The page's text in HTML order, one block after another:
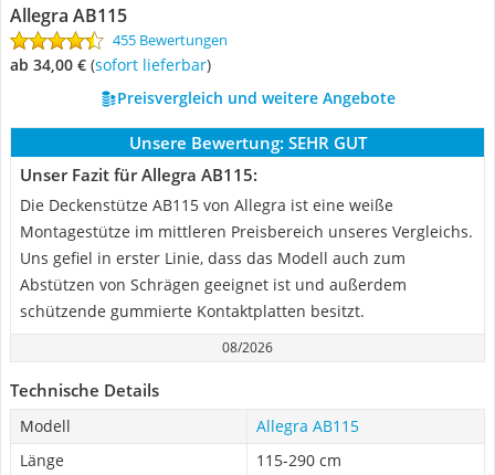
Allegra AB115
455 Bewertungen
ab 34,00 € ( Sofort lieferbar)
Preisvergleich und weitere Angebote
Unsere Bewertung: SEHR GUT
Unser Fazit für Allegra AB115:
Die Deckenstütze AB115 von Allegra ist eine weiße
Montagestütze im mittleren Preisbereich unseres Vergleichs.
Uns gefiel in erster Linie, dass das Modell auch zum
Abstützen von Schrägen geeignet ist und außerdem
schützende gummierte Kontaktplatten besitzt.
08/2026
Technische Details
Modell
Allegra AB115
Länge
115-290 cm